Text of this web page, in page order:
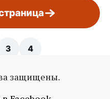
3 4
1 / 4
защищены.